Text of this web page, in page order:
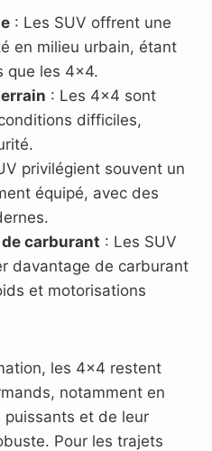
: Les SUV offrent une
en milieu urbain, étant
que les 4×4.
: Les 4×4 sont
difficiles,
privilégient souvent un
équipé, avec des
carburant : Les SUV
davantage de carburant
et motorisations
les 4×4 restent
notamment en
puissants et de leur
Pour les trajets